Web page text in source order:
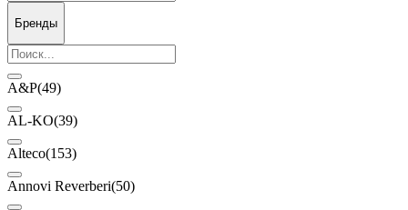
Бренды
A&P(49)
AL-KO(39)
Alteco(153)
Annovi Reverberi(50)